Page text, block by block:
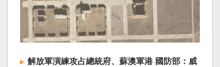
解放軍演練攻占總統府、蘇澳軍港 國防部：威